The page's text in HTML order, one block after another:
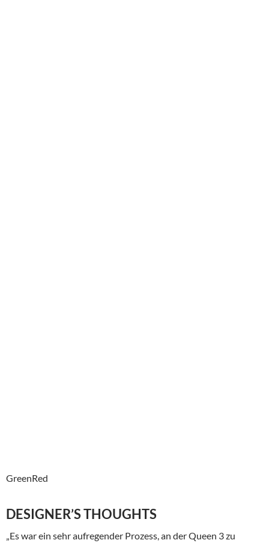
GreenRed
DESIGNER’S THOUGHTS
„Es war ein sehr aufregender Prozess, an der Queen 3 zu